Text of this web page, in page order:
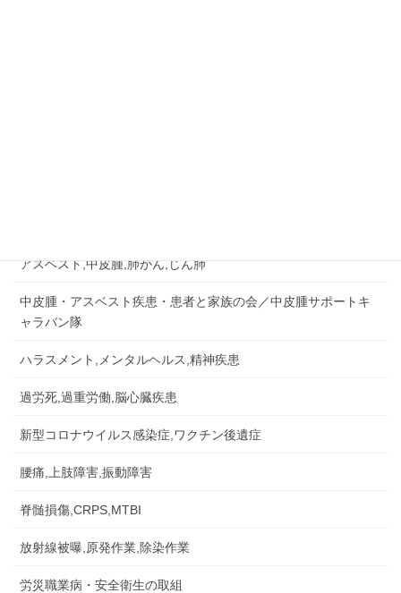
アスベスト,中皮腫,肺がん,じん肺
中皮腫・アスベスト疾患・患者と家族の会／中皮腫サポートキ
ャラバン隊
ハラスメント,メンタルヘルス,精神疾患
過労死,過重労働,脳心臓疾患
新型コロナウイルス感染症,ワクチン後遺症
腰痛,上肢障害,振動障害
脊髄損傷,CRPS,MTBI
放射線被曝,原発作業,除染作業
労災職業病・安全衛生の取組